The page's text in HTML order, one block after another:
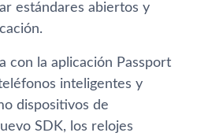
estándares abiertos y
con la aplicación Passport
inteligentes y
dispositivos de
SDK, los relojes